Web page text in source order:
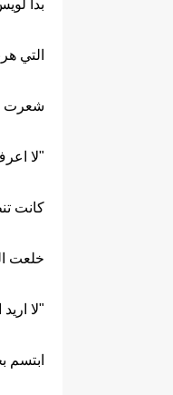
بدأ
التي
شعرت
"لا
كانت
خلعت
"لا
ابتسم